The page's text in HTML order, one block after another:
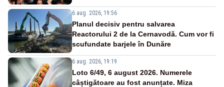
6 aug. 2026, 19:56
Planul decisiv pentru salvarea
Reactorului 2 de la Cernavodă. Cum vor fi
scufundate barjele în Dunăre
6 aug. 2026, 19:19
Loto 6/49, 6 august 2026. Numerele
câștigătoare au fost anunțate. Miza